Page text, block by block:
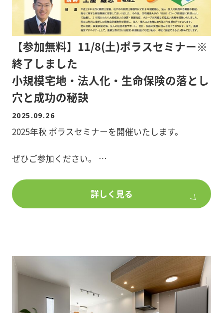
【参加無料】11/8(土)ポラスセミナー※
終了しました
小規模宅地・法人化・生命保険の落とし
穴と成功の秘訣
2025.09.26
2025年秋 ポラスセミナーを開催いたします。
ぜひご参加ください。
■日時:2025年11月8日(土) 15:00～16:30/開場14:30
■開場:ポラス本社ビル8F(埼玉県越谷市南越谷1-21-
【経歴】
松戸市の税理士事務所にて約8年間勤務し、法人・個
人の税務申告業務や相続・贈与に関する相談業務に
詳しく見る